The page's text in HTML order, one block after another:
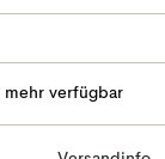
verfügbar